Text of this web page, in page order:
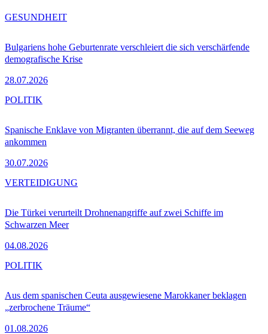
Bulgariens hohe Geburtenrate verschleiert die sich verschärfende
demografische Krise
28.07.2026
GESUNDHEIT
Spanische Enklave von Migranten überrannt, die auf dem Seeweg
ankommen
30.07.2026
POLITIK
Die Türkei verurteilt Drohnenangriffe auf zwei Schiffe im
Schwarzen Meer
04.08.2026
VERTEIDIGUNG
Aus dem spanischen Ceuta ausgewiesene Marokkaner beklagen
„zerbrochene Träume“
01.08.2026
POLITIK